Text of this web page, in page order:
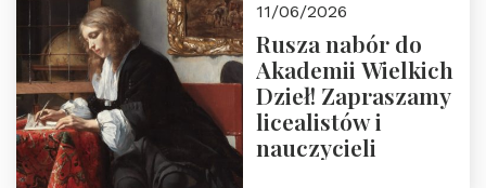
11/06/2026
Rusza nabór do
Akademii Wielkich
Dzieł! Zapraszamy
licealistów i
nauczycieli